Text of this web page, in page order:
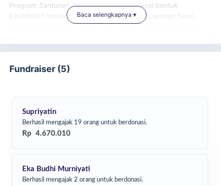
Program Santunan Anak Yatimhadir sebagai bentuk
kepedulian bersama, dengan menyalurkan bantuan tunai,
kebutuhan sekolah, pakaian, dan nutrisi agar mereka bisa
masa depan yang lebih baik.
Mari kita hadir untuk mereka, bukan hanya hari ini tapi
untuk masa depan mereka juga. Tunaikan donasimu
Baca selengkapnya ▾
Fundraiser (5)
Supriyatin
Berhasil mengajak 19 orang untuk berdonasi.
Rp 4.670.010
Eka Budhi Murniyati
Berhasil mengajak 2 orang untuk berdonasi.